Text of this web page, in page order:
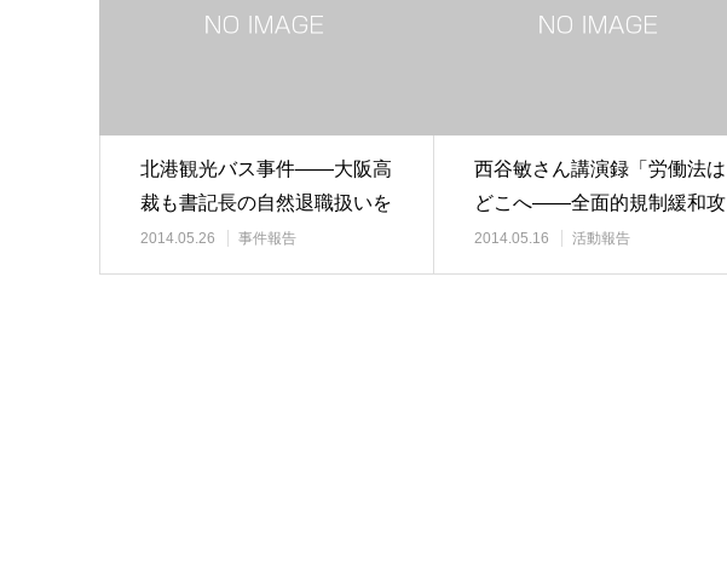
北港観光バス事件――大阪高
裁も書記長の自然退職扱いを
無効と判断
2014.05.26 事件報告
西谷敏さん講演録「労働法は
どこへ――全面的規制緩和攻
勢と労働法の危機…
2014.05.16 活動報告